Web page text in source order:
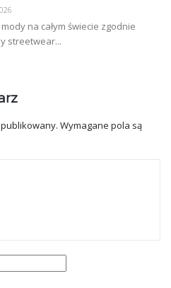
na całym świecie zgodnie
streetwear...
Wymagane pola są